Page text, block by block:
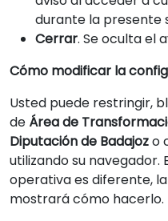
durante la presente
Cerrar. Se oculta el
Cómo modificar la
Usted puede restringir,
de Área de
Diputación de Badajozo
utilizando su navegador.
operativa es diferente,
mostrará cómo hacerlo.